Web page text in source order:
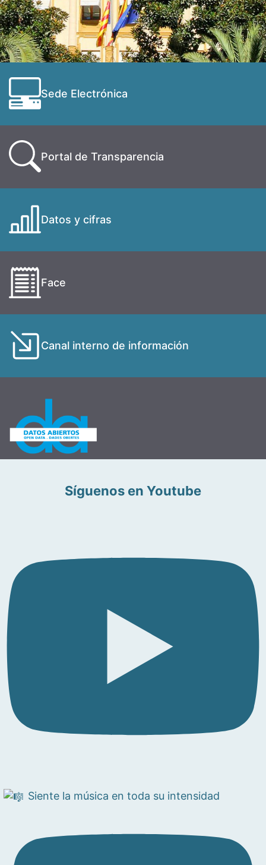
Sede Electrónica
Portal de Transparencia
Datos y cifras
Face
Canal interno de información
Síguenos en Youtube
Siente la música en toda su intensidad